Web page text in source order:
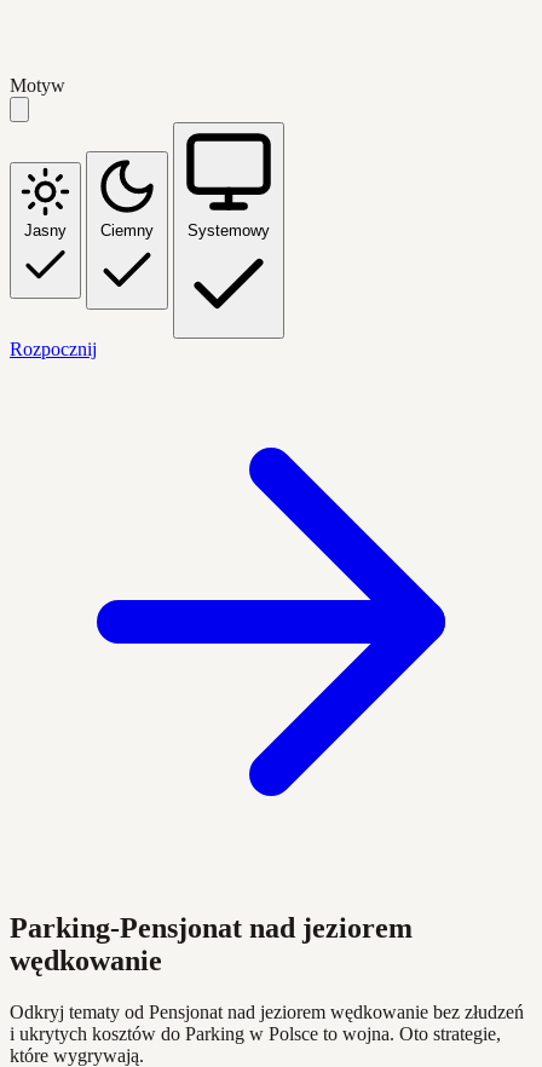
Motyw
Jasny Ciemny Systemowy
Rozpocznij
Parking-Pensjonat nad jeziorem
wędkowanie
Odkryj tematy od Pensjonat nad jeziorem wędkowanie bez złudzeń
i ukrytych kosztów do Parking w Polsce to wojna. Oto strategie,
które wygrywają.